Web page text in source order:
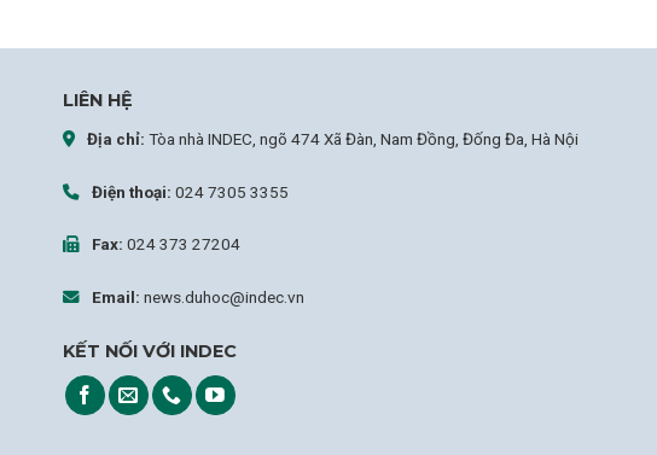
LIÊN HỆ
Địa chỉ: Tòa nhà INDEC, ngõ 474 Xã Đàn, Nam Đồng, Đống Đa, Hà Nội
Điện thoại: 024 7305 3355
Fax: 024 373 27204
Email: news.duhoc@indec.vn
KẾT NỐI VỚI INDEC